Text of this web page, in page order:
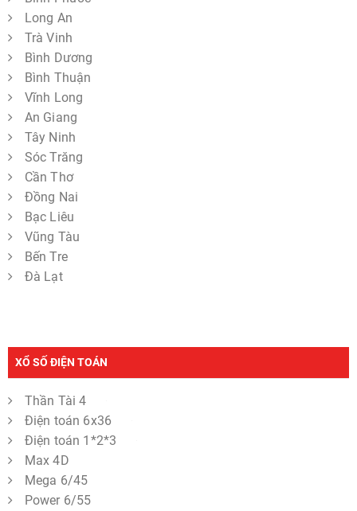
Long An
Trà Vinh
Bình Dương
Bình Thuận
Vĩnh Long
An Giang
Tây Ninh
Sóc Trăng
Cần Thơ
Đồng Nai
Bạc Liêu
Vũng Tàu
Bến Tre
Đà Lạt
XỔ SỐ ĐIỆN TOÁN
Thần Tài 4
Điện toán 6x36
Điện toán 1*2*3
Max 4D
Mega 6/45
Power 6/55